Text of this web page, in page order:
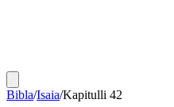
Bibla/Isaia/Kapitulli 42